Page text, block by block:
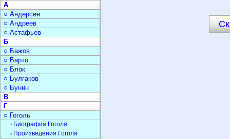
А
○ Андерсен
○ Андреев
○ Астафьев
Б
○ Бажов
○ Барто
○ Блок
○ Булгаков
○ Бунин
В
Г
○ Гоголь
▫ Биография Гоголя
▫ Произведения Гоголя